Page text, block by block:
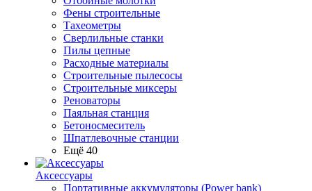
Фены строительные
Тахеометры
Сверлильные станки
Пилы цепные
Расходные материалы
Строительные пылесосы
Строительные миксеры
Реноваторы
Паяльная станция
Бетоносмеситель
Шпатлевочные станции
Ещё 40
Аксессуары
Портативные аккумуляторы (Power bank)